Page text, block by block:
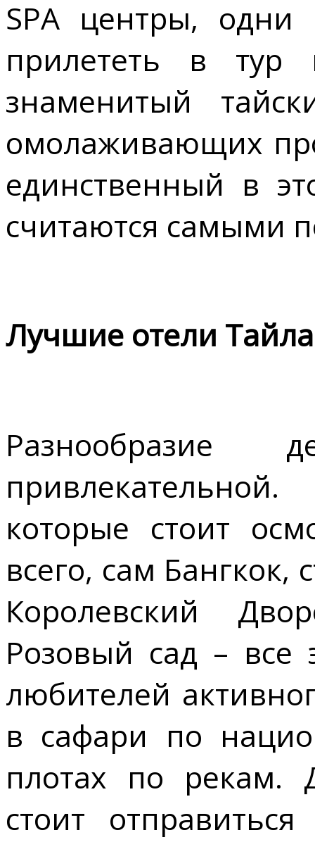
SPA центры,
прилететь в тур
знаменитый
омолаживающих
единственный в
считаются самыми
Лучшие отели
которые стоит
всего, сам Бангкок,
Королевский
Розовый сад – все
любителей
в сафари по
плотах по рекам.
стоит